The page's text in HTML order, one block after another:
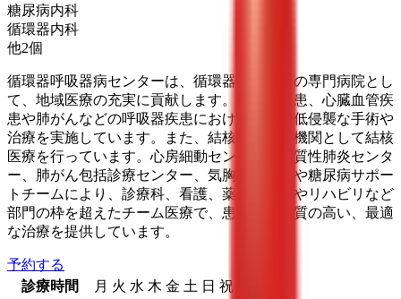
糖尿病内科
循環器内科
他2個
循環器呼吸器病センターは、循環器・呼吸器の専門病院とし
て、地域医療の充実に貢献します。循環器疾患、心臓血管疾
患や肺がんなどの呼吸器疾患における高度で低侵襲な手術や
治療を実施しています。また、結核指定医療機関として結核
医療を行っています。心房細動センター、間質性肺炎センタ
ー、肺がん包括診療センター、気胸センターや糖尿病サポー
トチームにより、診療科、看護、薬剤、栄養やリハビリなど
部門の枠を超えたチーム医療で、患者さんに質の高い、最適
な治療を提供しています。
予約する
診療時間
月 火 水 木 金 土 日 祝